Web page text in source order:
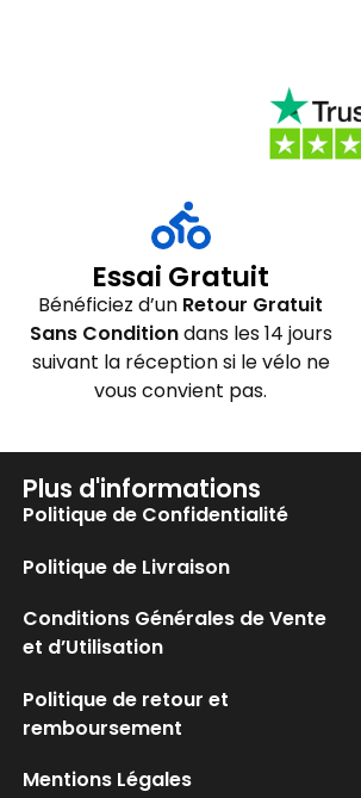
Essai Gratuit
Bénéficiez d’un Retour Gratuit
Sans Conditiondans les 14 jours
suivant la réception si le vélo ne
vous convient pas.
Plus d'informations
Politique de Confidentialité
Politique de Livraison
Conditions Générales de Vente
et d’Utilisation
Politique de retour et
remboursement
Mentions Légales